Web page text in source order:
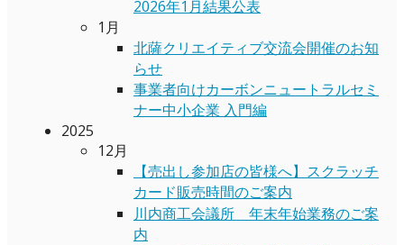
2026年1月結果公表
1月
北薩クリエイティブ交流会開催のお知
らせ
事業者向けカーボンニュートラルセミ
ナー中小企業 入門編
2025
12月
【売出し参加店の皆様へ】スクラッチ
カード販売時間のご案内
川内商工会議所 年末年始業務のご案
内